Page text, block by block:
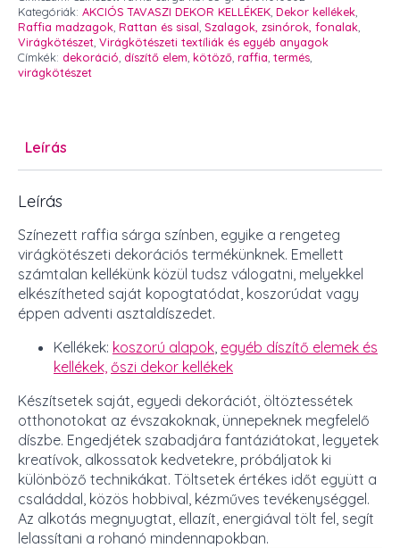
gr
mennyiség
Kategóriák: AKCIÓS TAVASZI DEKOR KELLÉKEK Dekor kellékek
Raffia madzagok Rattan és sisal Szalagok, zsinórok, fonalak
Virágkötészet Virágkötészeti textíliák és egyéb anyagok
Címkék: dekoráció díszítő elem kötöző raffia termés
virágkötészet
Leírás
Leírás
Színezett raffia sárga színben, egyike a rengeteg
virágkötészeti dekorációs termékünknek. Emellett
számtalan kellékünk közül tudsz válogatni, melyekkel
elkészítheted saját kopogtatódat, koszorúdat vagy
éppen adventi asztaldíszedet.
Kellékek: koszorú alapok egyéb díszítő elemek és
kellékek, őszi dekor kellékek
Készítsetek saját, egyedi dekorációt, öltöztessétek
otthonotokat az évszakoknak, ünnepeknek megfelelő
díszbe. Engedjétek szabadjára fantáziátokat, legyetek
kreatívok, alkossatok kedvetekre, próbáljatok ki
különböző technikákat. Töltsetek értékes időt együtt a
családdal, közös hobbival, kézműves tevékenységgel.
Az alkotás megnyugtat, ellazít, energiával tölt fel, segít
lelassítani a rohanó mindennapokban.